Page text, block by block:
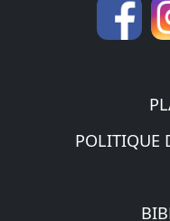
POLITIQUE